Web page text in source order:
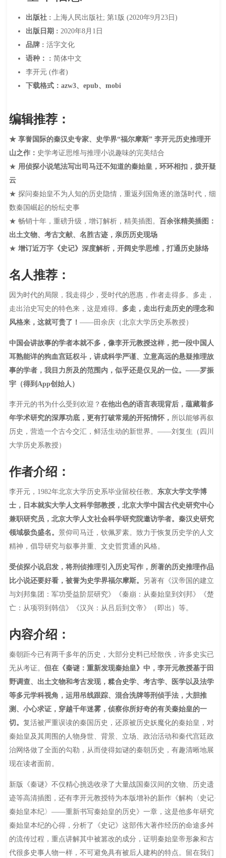
出版社 : 上海人民出版社; 第1版 (2020年9月23日)
出版日期 : 2020年8月1日
品牌 : 活字文化
语种： : 简体中文
李开元 (作者)
下载格式：azw3、epub、mobi
编辑推荐：
★ 享誉国际的秦汉史专家、史学界“福尔摩斯” 李开元历史推理开
山之作： 史学考证思维与推理小说趣味的完美结合
★ 用侦探小说笔法写出司马迁不知道的秦始皇，环环相扣，拨开疑
云
★ 探问秦始皇不为人知的历史隐情，重返列国角逐的激荡时代，细
数秦国崛起的纷纭史事
★ 畅销十年，重磅升级，增订解析，精美插图。
百余张精美插图：
出土文物、考古文献、名胜古迹，亲历历史现场
★ 增订近万字《史记》深度解析，开阔史学思维，打通历史脉络
名人推荐：
因为时代的局限，我走得少，受时代的恩惠，作者走得多。多走，
走出治史写史的特色来，这是难得。 多走，走出行走历史的理念和
风格来，这就可贵了！ ——田余庆（北京大学历史系教授）
中国会讲故事的学者本就不多，像李开元教授这样，把一段中国人
耳熟能详的狗血宫廷权斗，讲成科学严谨、立意高远的悬疑推理故
事的学者，我目力所及的范围内，似乎还是仅见的一位。——罗振
宇（得到App创始人）
李开元的书为什么受到欢迎？ 在他出色的语言表现背后，蕴藏着多
年学术研究的深厚功底，更有打破常规的开拓情怀， 所以能够再叙
历史，营造一个古今交汇，鲜活生动的新世界。——刘复生（四川
大学历史系教授）
作者介绍：
李开元，1982年北京大学历史系毕业留校任教。 东京大学文学博
士，日本就实大学人文科学部教授，北京大学中国古代史研究中心
兼职研究员，北京大学人文社会科学研究院邀访学者。秦汉史研究
领域极负盛名。 景仰司马迁，钦佩罗素。致力于恢复历史学的人文
精神，倡导研究与叙事并重、文史哲贯通的风格。
受侦探小说启发，将刑侦推理引入历史写作，所著的历史推理作品
比小说还要好看，被誉为史学界福尔摩斯。
另著有《汉帝国的建立
与刘邦集团：军功受益阶层研究》《秦崩：从秦始皇到刘邦》《楚
亡：从项羽到韩信》《汉兴：从吕后到文帝》（即出）等。
内容介绍：
秦朝距今已有两千多年的历史，大部分史料已经散佚，许多史实已
无从考证。 但在《秦谜：重新发现秦始皇》中，李开元教授基于田
野调查、出土文物和考古发现，糅合史学、考古学、医学以及法学
等多元学科视角，运用吊线跟踪、混合洗牌等刑侦手法，大胆推
测、小心求证，穿越千年迷雾，侦察你所好奇的有关秦始皇的一
切。 复活被严重误读的秦国历史，还原被历史妖魔化的秦始皇，对
秦始皇及其周围的人物身世、背景、立场、政治活动和秦代宫廷政
治网络做了全面的勾勒，从而使得如谜的秦朝历史，有趣清晰地展
现在读者面前。
新版《秦谜》不仅精心挑选收录了大量战国秦汉间的文物、历史遗
迹等高清插图，还有李开元教授特为本版增补的新作《解构〈史记·
秦始皇本纪〉——重新书写秦始皇的历史》一章，这是他多年研究
秦始皇本纪的心得，分析了《史记》这部伟大著作经历的命途多舛
的流传过程，重点讲解其中被篡改的成分，证明秦始皇帝形象和古
代很多史事人物一样，不可避免具有被后人建构的特点。留在我们